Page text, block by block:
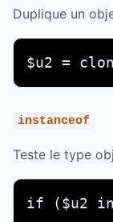
Duplique un
$u2 =
instanceof
Teste le type
if ($u2